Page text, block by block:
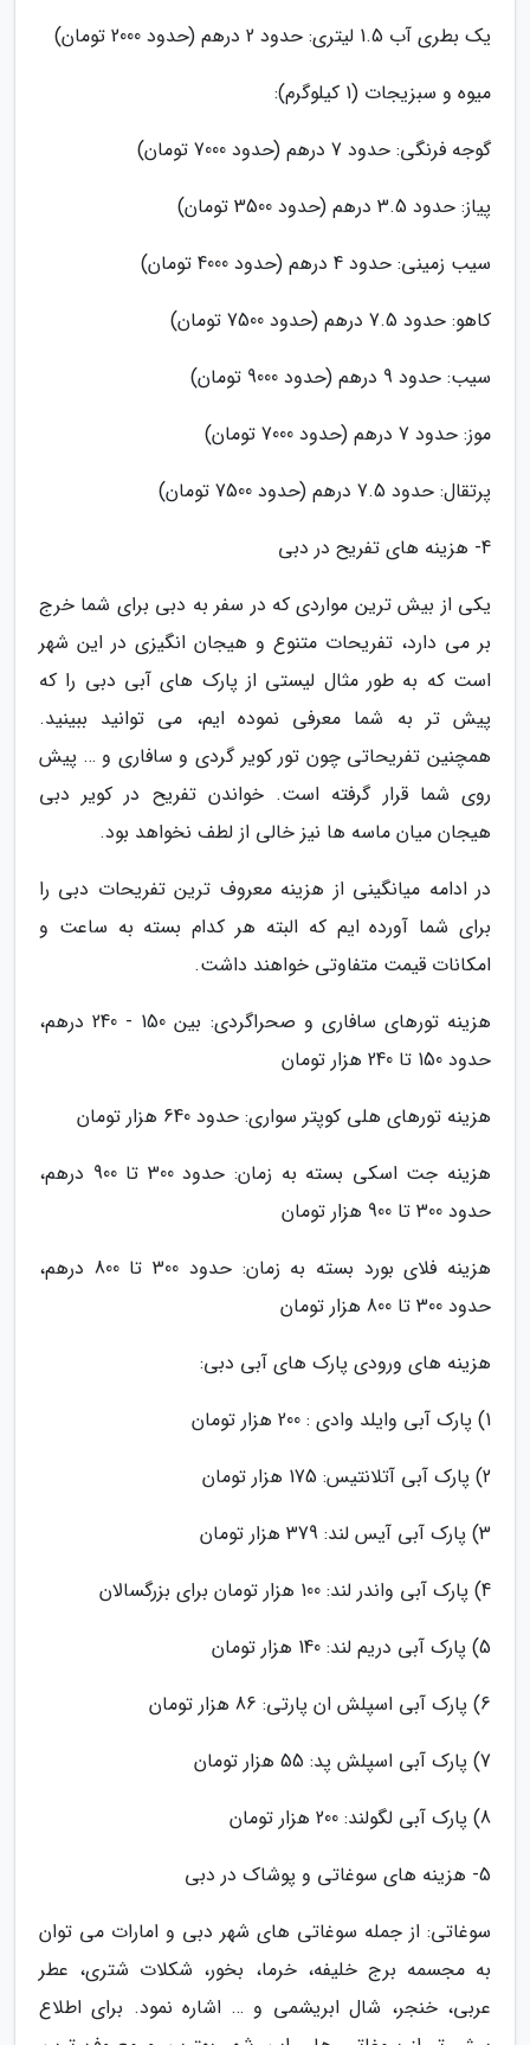
یک بطری آب 1.5 لیتری: حدود 2 درهم (حدود 2000 تومان)
میوه و سبزیجات (1 کیلوگرم):
گوجه فرنگی: حدود 7 درهم (حدود 7000 تومان)
پیاز: حدود 3.5 درهم (حدود 3500 تومان)
سیب زمینی: حدود 4 درهم (حدود 4000 تومان)
کاهو: حدود 7.5 درهم (حدود 7500 تومان)
سیب: حدود 9 درهم (حدود 9000 تومان)
موز: حدود 7 درهم (حدود 7000 تومان)
پرتقال: حدود 7.5 درهم (حدود 7500 تومان)
4- هزینه های تفریح در دبی
یکی از بیش ترین مواردی که در سفر به دبی برای شما خرج
بر می دارد، تفریحات متنوع و هیجان انگیزی در این شهر
است که به طور مثال لیستی از پارک های آبی دبی را که
پیش تر به شما معرفی نموده ایم، می توانید ببینید.
همچنین تفریحاتی چون تور کویر گردی و سافاری و … پیش
روی شما قرار گرفته است. خواندن تفریح در کویر دبی
هیجان میان ماسه ها نیز خالی از لطف نخواهد بود.
در ادامه میانگینی از هزینه معروف ترین تفریحات دبی را
برای شما آورده ایم که البته هر کدام بسته به ساعت و
امکانات قیمت متفاوتی خواهند داشت.
هزینه تورهای سافاری و صحراگردی: بین 150 - 240 درهم،
حدود 150 تا 240 هزار تومان
هزینه تورهای هلی کوپتر سواری: حدود 640 هزار تومان
هزینه جت اسکی بسته به زمان: حدود 300 تا 900 درهم،
حدود 300 تا 900 هزار تومان
هزینه فلای بورد بسته به زمان: حدود 300 تا 800 درهم،
حدود 300 تا 800 هزار تومان
هزینه های ورودی پارک های آبی دبی:
1) پارک آبی وایلد وادی : 200 هزار تومان
2) پارک آبی آتلانتیس: 175 هزار تومان
3) پارک آبی آیس لند: 379 هزار تومان
4) پارک آبی واندر لند: 100 هزار تومان برای بزرگسالان
5) پارک آبی دریم لند: 140 هزار تومان
6) پارک آبی اسپلش ان پارتی: 86 هزار تومان
7) پارک آبی اسپلش پد: 55 هزار تومان
8) پارک آبی لگولند: 200 هزار تومان
5- هزینه های سوغاتی و پوشاک در دبی
سوغاتی: از جمله سوغاتی های شهر دبی و امارات می توان
به مجسمه برج خلیفه، خرما، بخور، شکلات شتری، عطر
عربی، خنجر، شال ابریشمی و … اشاره نمود. برای اطلاع